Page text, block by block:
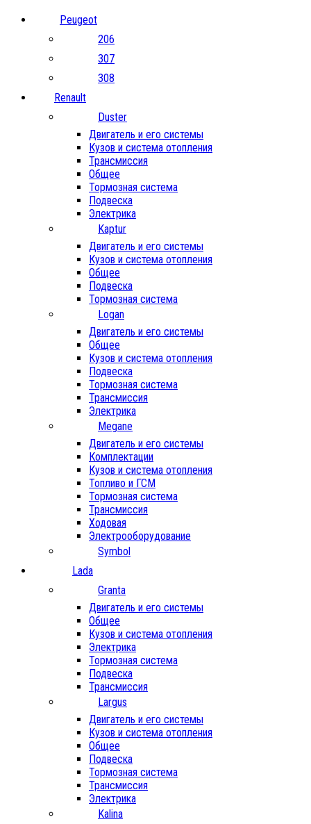
Peugeot
206
307
308
Renault
Duster
Двигатель и его системы
Кузов и система отопления
Трансмиссия
Общее
Тормозная система
Подвеска
Электрика
Kaptur
Двигатель и его системы
Кузов и система отопления
Общее
Подвеска
Тормозная система
Logan
Двигатель и его системы
Общее
Кузов и система отопления
Подвеска
Тормозная система
Трансмиссия
Электрика
Megane
Двигатель и его системы
Комплектации
Кузов и система отопления
Топливо и ГСМ
Тормозная система
Трансмиссия
Ходовая
Электрооборудование
Symbol
Lada
Granta
Двигатель и его системы
Общее
Кузов и система отопления
Электрика
Тормозная система
Подвеска
Трансмиссия
Largus
Двигатель и его системы
Кузов и система отопления
Общее
Подвеска
Тормозная система
Трансмиссия
Электрика
Kalina